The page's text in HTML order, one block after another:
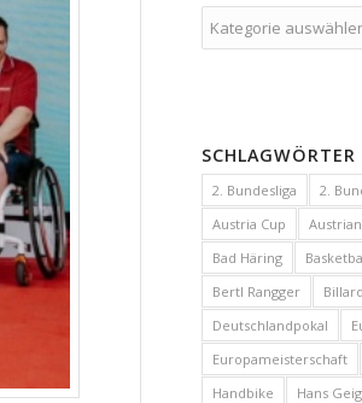
SCHLAGWÖRTER
2. Bundesliga
2.
Austria Cup
Bad Häring
Bertl Rangger
Billard
Deutschlandpokal
Europameisterschaft
Handbike
Hans